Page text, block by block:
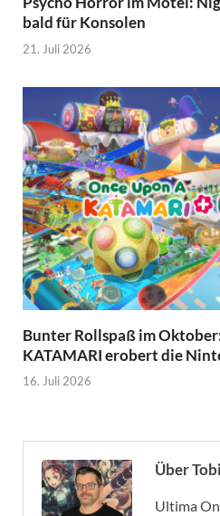
bald für Konsolen
21. Juli 2026
Bunter Rollspaß im
KATAMARI erobert die
16. Juli 2026
Über
Ultima